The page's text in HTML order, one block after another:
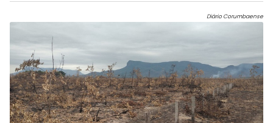
Diário Corumbaense